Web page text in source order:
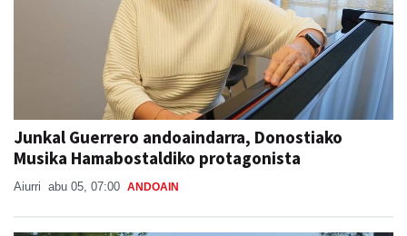
Junkal Guerrero andoaindarra, Donostiako
Musika Hamabostaldiko protagonista
Aiurri abu 05, 07:00 ANDOAIN